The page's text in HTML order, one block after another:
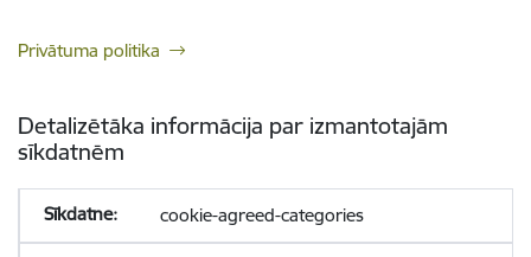
Privātuma politika
Detalizētāka informācija par izmantotajām
sīkdatnēm
cookie-agreed-categories